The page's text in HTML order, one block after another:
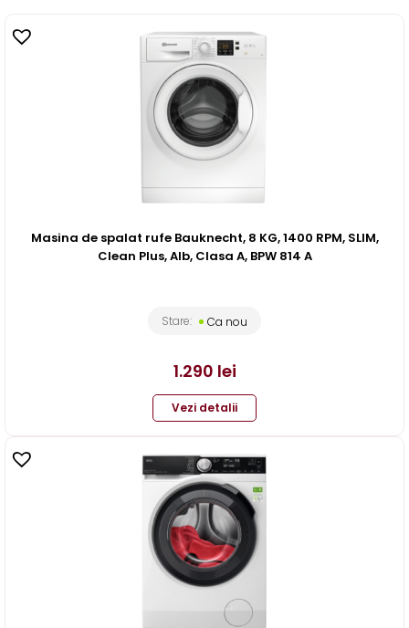
Masina de spalat rufe Bauknecht, 8 KG, 1400 RPM, SLIM,
Clean Plus, Alb, Clasa A, BPW 814 A
Stare: Ca nou
1.290 lei
Vezi detalii